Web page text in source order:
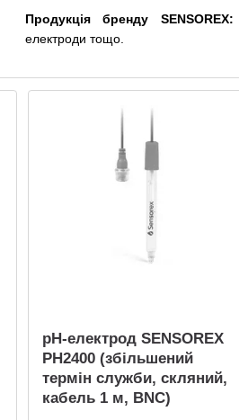
Продукція бренду SENSOREX:
електроди тощо.
pH-електрод SENSOREX
PH2400 (збільшений
термін служби, скляний,
кабель 1 м, BNC)